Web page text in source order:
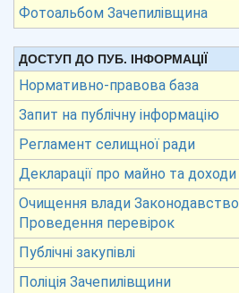
Фотоальбом Зачепилівщина
ДОСТУП ДО ПУБ. ІНФОРМАЦІЇ
Нормативно-правова база
Запит на публічну інформацію
Регламент селищної ради
Декларації про майно та доходи
Очищення влади Законодавство
Проведення перевірок
Публічні закупівлі
Поліція Зачепилівщини